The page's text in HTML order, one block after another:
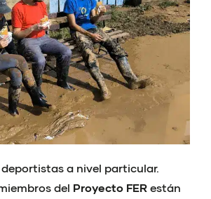
deportistas a nivel particular.
del Proyecto FER están